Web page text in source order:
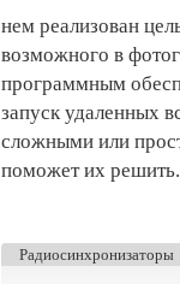
нем реализован
возможного в
программным
запуск удаленных
сложными или
поможет их решить.
Радиосинхронизаторы